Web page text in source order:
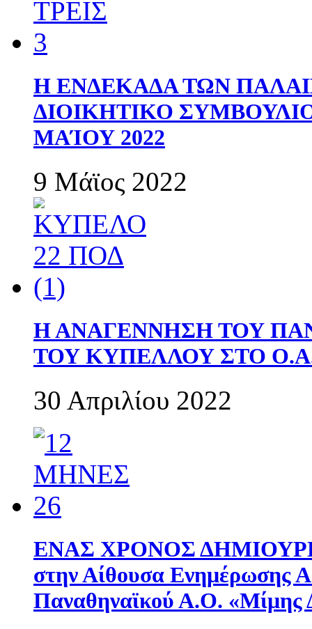
Η ΕΝΔΕΚΑΔΑ ΤΩΝ
ΔΙΟΙΚΗΤΙΚΟ
ΜΑΊΟΥ 2022
9 Μάϊος 2022
Η ΑΝΑΓΕΝΝΗΣΗ ΤΟΥ
ΤΟΥ ΚΥΠΕΛΛΟΥ ΣΤΟ
30 Απριλίου 2022
ΕΝΑΣ ΧΡΟΝΟΣ
στην Αίθουσα Ενημέρωσης
Παναθηναϊκού Α.Ο. «Μίμης